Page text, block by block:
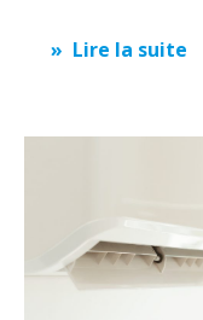
Lire la suite